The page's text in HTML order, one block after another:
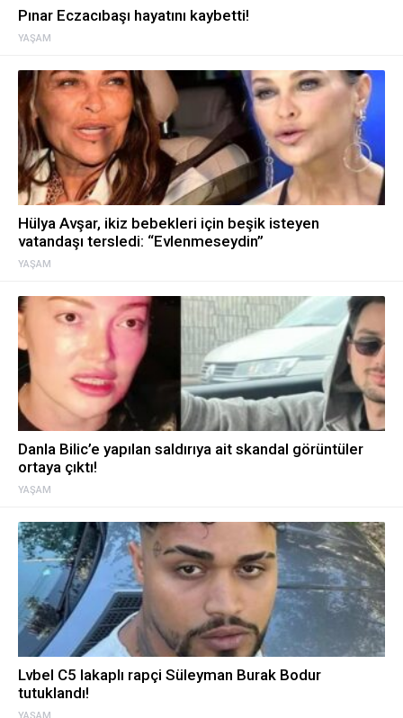
YAŞAM
Pınar Eczacıbaşı hayatını kaybetti!
YAŞAM
Hülya Avşar, ikiz bebekleri için beşik isteyen
vatandaşı tersledi: “Evlenmeseydin”
YAŞAM
Danla Bilic’e yapılan saldırıya ait skandal görüntüler
ortaya çıktı!
Lvbel C5 lakaplı rapçi Süleyman Burak Bodur
tutuklandı!